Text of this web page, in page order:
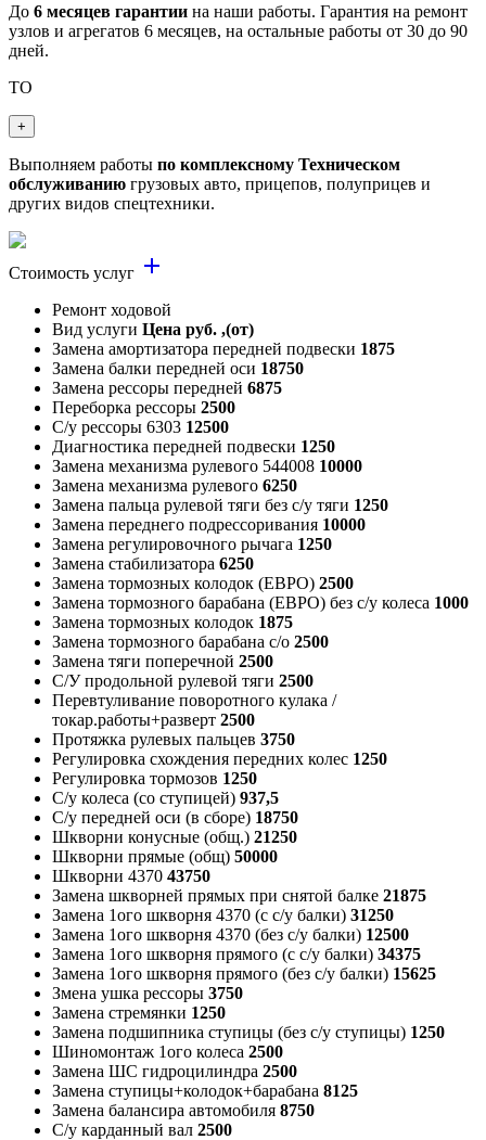
До 6 месяцев гарантии на наши работы. Гарантия на ремонт
узлов и агрегатов 6 месяцев, на остальные работы от 30 до 90
дней.
ТО
+
Выполняем работы по комплексному Техническом
обслуживанию грузовых авто, прицепов, полуприцев и
других видов спецтехники.
Стоимость услуг add
Ремонт ходовой
Вид услуги Цена руб. ,(от)
Замена амортизатора передней подвески 1875
Замена балки передней оси 18750
Замена рессоры передней 6875
Переборка рессоры 2500
С/у рессоры 6303 12500
Диагностика передней подвески 1250
Замена механизма рулевого 544008 10000
Замена механизма рулевого 6250
Замена пальца рулевой тяги без с/у тяги 1250
Замена переднего подрессоривания 10000
Замена регулировочного рычага 1250
Замена стабилизатора 6250
Замена тормозных колодок (ЕВРО) 2500
Замена тормозного барабана (ЕВРО) без с/у колеса 1000
Замена тормозных колодок 1875
Замена тормозного барабана с/о 2500
Замена тяги поперечной 2500
С/У продольной рулевой тяги 2500
Перевтуливание поворотного кулака /
токар.работы+разверт 2500
Протяжка рулевых пальцев 3750
Регулировка схождения передних колес 1250
Регулировка тормозов 1250
С/у колеса (со ступицей) 937,5
С/у передней оси (в сборе) 18750
Шкворни конусные (общ.) 21250
Шкворни прямые (общ) 50000
Шкворни 4370 43750
Замена шкворней прямых при снятой балке 21875
Замена 1ого шкворня 4370 (с с/у балки) 31250
Замена 1ого шкворня 4370 (без с/у балки) 12500
Замена 1ого шкворня прямого (с с/у балки) 34375
Замена 1ого шкворня прямого (без с/у балки) 15625
Змена ушка рессоры 3750
Замена стремянки 1250
Замена подшипника ступицы (без с/у ступицы) 1250
Шиномонтаж 1ого колеса 2500
Замена ШС гидроцилиндра 2500
Замена ступицы+колодок+барабана 8125
Замена балансира автомобиля 8750
С/у карданный вал 2500